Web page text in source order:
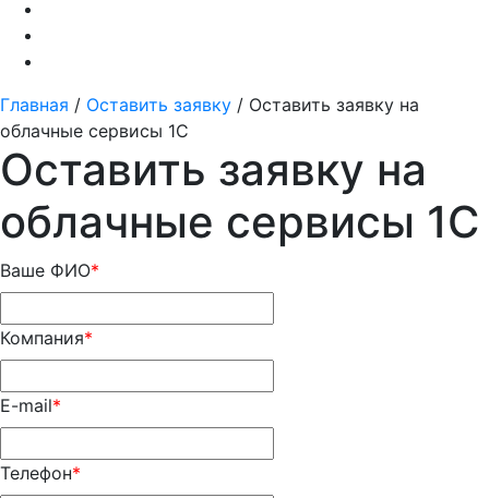
Главная / Оставить заявку / Оставить заявку на
облачные сервисы 1С
Оставить заявку на
облачные сервисы 1С
Ваше ФИО*
Компания*
E-mail*
Телефон*